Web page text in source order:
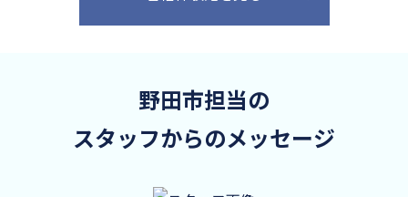
野田市担当の
スタッフからのメッセージ